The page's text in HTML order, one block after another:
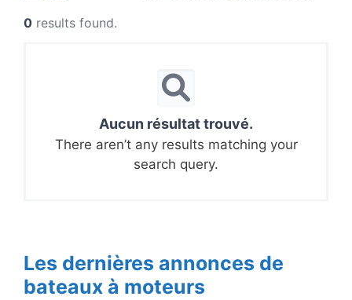
0 results found.
Aucun résultat trouvé.
There aren’t any results matching your
search query.
Les dernières annonces de
bateaux à moteurs